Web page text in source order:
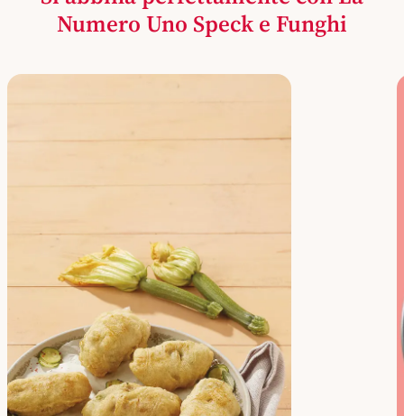
Numero Uno Speck e Funghi